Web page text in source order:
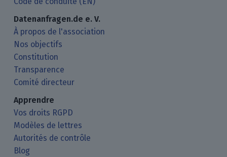
Datenanfragen.de e. V.
À propos de l'association
Nos objectifs
Constitution
Transparence
Comité directeur
Apprendre
Vos droits RGPD
Modèles de lettres
Autorités de contrôle
Blog